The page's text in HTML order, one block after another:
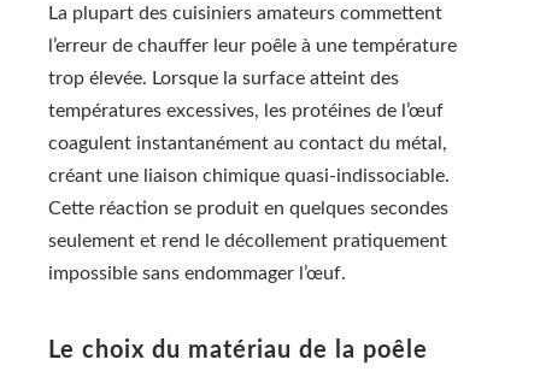
La plupart des cuisiniers amateurs commettent
l’erreur de chauffer leur poêle à une température
trop élevée. Lorsque la surface atteint des
températures excessives, les protéines de l’œuf
coagulent instantanément au contact du métal,
créant une liaison chimique quasi-indissociable.
Cette réaction se produit en quelques secondes
seulement et rend le décollement pratiquement
impossible sans endommager l’œuf.
Le choix du matériau de la poêle